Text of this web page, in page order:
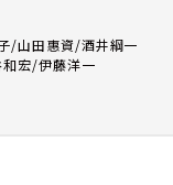
/山田惠資/酒井綱一
宏/伊藤洋一